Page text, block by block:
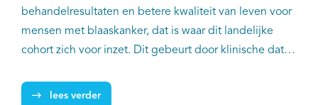
behandelresultaten en betere kwaliteit van leven voor
mensen met blaaskanker, dat is waar dit landelijke
cohort zich voor inzet. Dit gebeurt door klinische data,
voor onderzoek beschikbaar te maken.
lees verder